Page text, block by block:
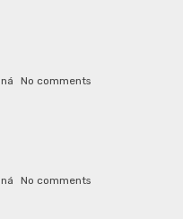
No comments
No comments